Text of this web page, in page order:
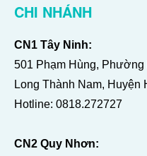
CHI NHÁNH
CN1 Tây Ninh:
501 Phạm Hùng,
Long Thành Nam, Huyện
Hotline: 0818.272727
CN2 Quy Nhơn: